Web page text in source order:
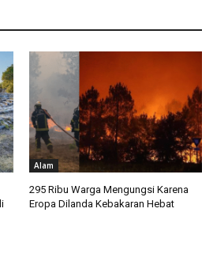
Alam
295 Ribu Warga Mengungsi Karena
Eropa Dilanda Kebakaran Hebat